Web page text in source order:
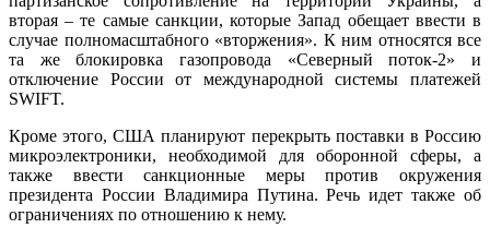
вторая – те самые санкции, которые Запад обещает ввести в
случае полномасштабного «вторжения». К ним относятся все
та же блокировка газопровода «Северный поток-2» и
отключение России от международной системы платежей
SWIFT.
Кроме этого, США планируют перекрыть поставки в Россию
микроэлектроники, необходимой для оборонной сферы, а
также ввести санкционные меры против окружения
президента России Владимира Путина. Речь идет также об
ограничениях по отношению к нему.